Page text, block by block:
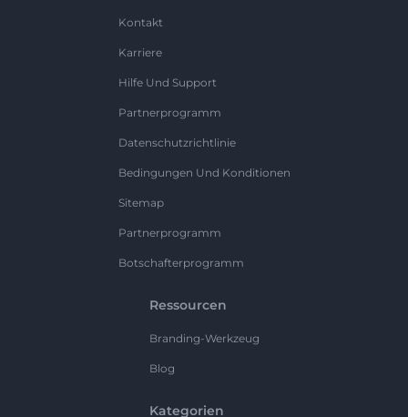
Kontakt
Karriere
Hilfe Und Support
Partnerprogramm
Datenschutzrichtlinie
Bedingungen Und Konditionen
Sitemap
Partnerprogramm
Botschafterprogramm
Ressourcen
Branding-Werkzeug
Blog
Kategorien